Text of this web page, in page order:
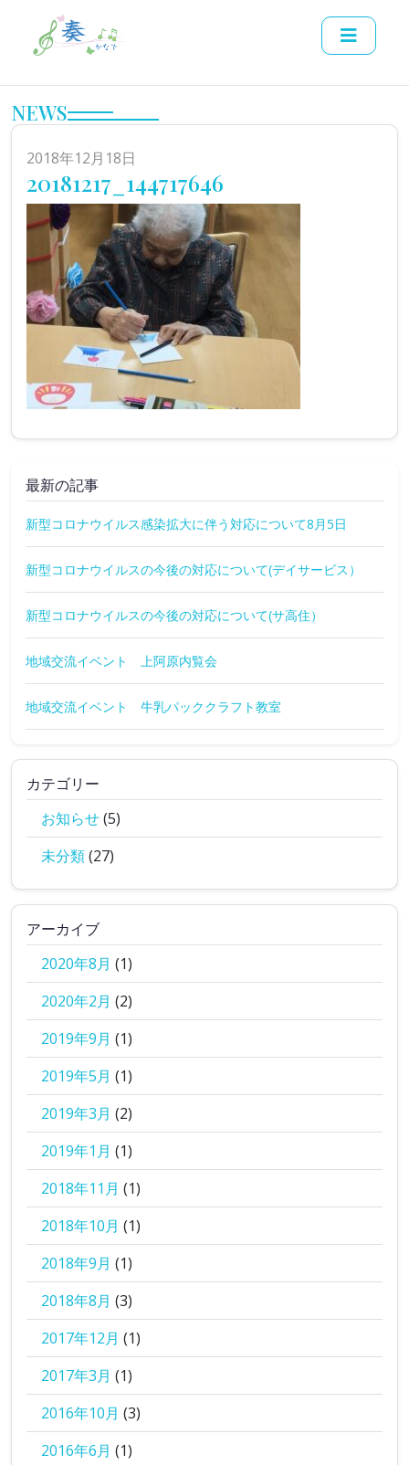
NEWS
2018年12月18日
20181217_144717646
最新の記事
新型コロナウイルス感染拡大に伴う対応について8月5日
新型コロナウイルスの今後の対応について(デイサービス）
新型コロナウイルスの今後の対応について(サ高住）
地域交流イベント 上阿原内覧会
地域交流イベント 牛乳パッククラフト教室
カテゴリー
お知らせ(5)
未分類(27)
アーカイブ
2020年8月 (1)
2020年2月 (2)
2019年9月 (1)
2019年5月 (1)
2019年3月 (2)
2019年1月 (1)
2018年11月 (1)
2018年10月 (1)
2018年9月 (1)
2018年8月 (3)
2017年12月 (1)
2017年3月 (1)
2016年10月 (3)
2016年6月 (1)